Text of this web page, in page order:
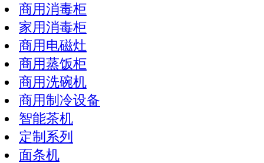
商用消毒柜
家用消毒柜
商用电磁灶
商用蒸饭柜
商用洗碗机
商用制冷设备
智能茶机
定制系列
面条机